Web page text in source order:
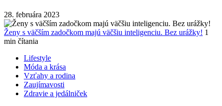
28. februára 2023
Ženy s väčším zadočkom majú väčšiu inteligenciu. Bez urážky! 1
min čítania
Lifestyle
Móda a krása
Vzťahy a rodina
Zaujímavosti
Zdravie a jedálniček